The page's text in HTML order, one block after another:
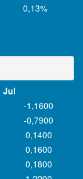
0,13%
Jul
-1,1600
-0,7900
0,1400
0,1600
0,1800